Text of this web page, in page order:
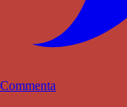
Commenta